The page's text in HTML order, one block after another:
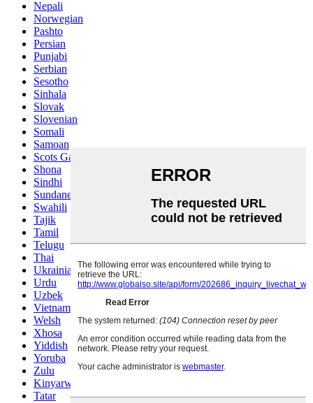
Nepali
Norwegian
Pashto
Persian
Punjabi
Serbian
Sesotho
Sinhala
Slovak
Slovenian
Somali
Samoan
Scots Gaelic
Shona
Sindhi
Sundanese
Swahili
Tajik
Tamil
Telugu
Thai
Ukrainian
Urdu
Uzbek
Vietnamese
Welsh
Xhosa
Yiddish
Yoruba
Zulu
Kinyarwanda
Tatar